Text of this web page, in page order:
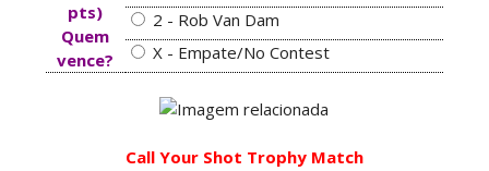
NOVA ERA NO RAW: Oba Femi reflete sobre
guerra com Brock Lesnar e deixa aviso a todo o
balneário da WWE
pts)
Quem
vence?
2 - Rob Van Dam
X - Empate/No Contest
Call Your Shot Trophy Match